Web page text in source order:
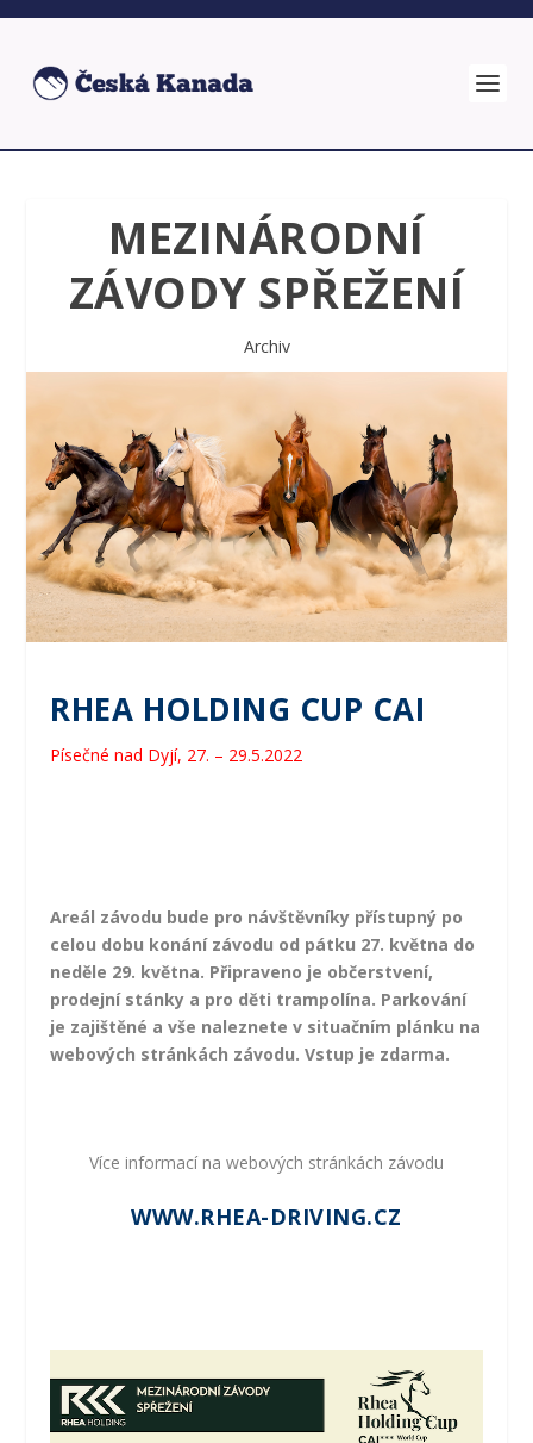
MEZINÁRODNÍ
ZÁVODY SPŘEŽENÍ
Archiv
RHEA HOLDING CUP CAI
Písečné nad Dyjí, 27. – 29.5.2022
Areál závodu bude pro návštěvníky přístupný po
celou dobu konání závodu od pátku 27. května do
neděle 29. května. Připraveno je občerstvení,
prodejní stánky a pro děti trampolína. Parkování
je zajištěné a vše naleznete v situačním plánku na
webových stránkách závodu. Vstup je zdarma.
Více informací na webových stránkách závodu
WWW.RHEA-DRIVING.CZ